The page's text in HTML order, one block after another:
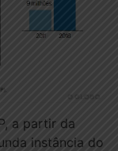
a partir da
instância do